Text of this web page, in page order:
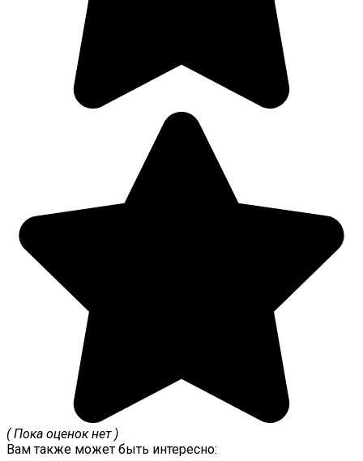
( Пока оценок нет )
Вам также может быть интересно: